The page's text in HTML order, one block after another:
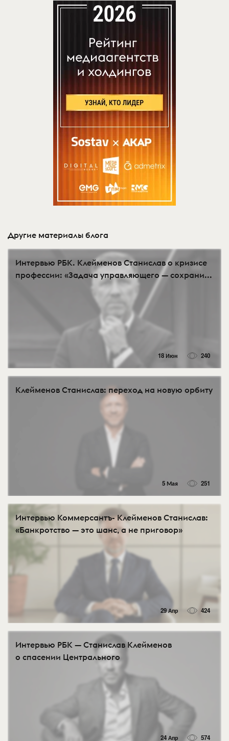
Другие материалы блога
Интервью РБК. Клейменов Станислав о кризисе
профессии: «Задача управляющего — сохрани...
18 Июн 240
Клейменов Станислав: переход на новую орбиту
5 Мая 251
Интервью Коммерсантъ- Клейменов Станислав:
«Банкротство — это шанс, а не приговор»
29 Апр 424
Интервью РБК — Станислав Клейменов
о спасении Центрального
24 Апр 574